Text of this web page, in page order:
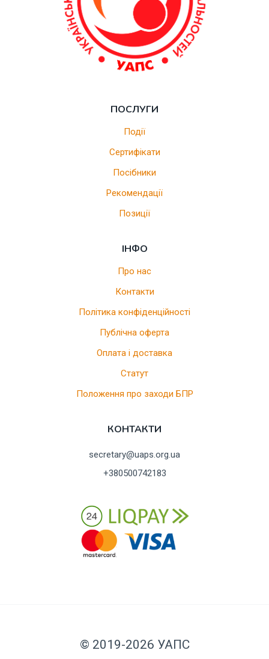
ПОСЛУГИ
Події
Сертифікати
Посібники
Рекомендації
Позиції
ІНФО
Про нас
Контакти
Політика конфіденційності
Публічна оферта
Оплата і доставка
Статут
Положення про заходи БПР
КОНТАКТИ
secretary@uaps.org.ua
+380500742183
© 2019-2026 УАПС